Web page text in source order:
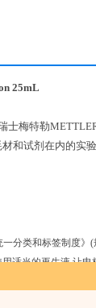
25mL
士梅特勒
和试剂在内的实验
分类和标签制度》(
适当的再生液,让电